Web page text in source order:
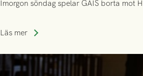
Imorgon söndag spelar GAIS borta mot
Läs mer